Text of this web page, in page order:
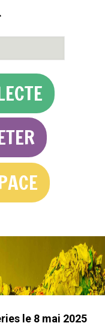
le 8 mai 2025